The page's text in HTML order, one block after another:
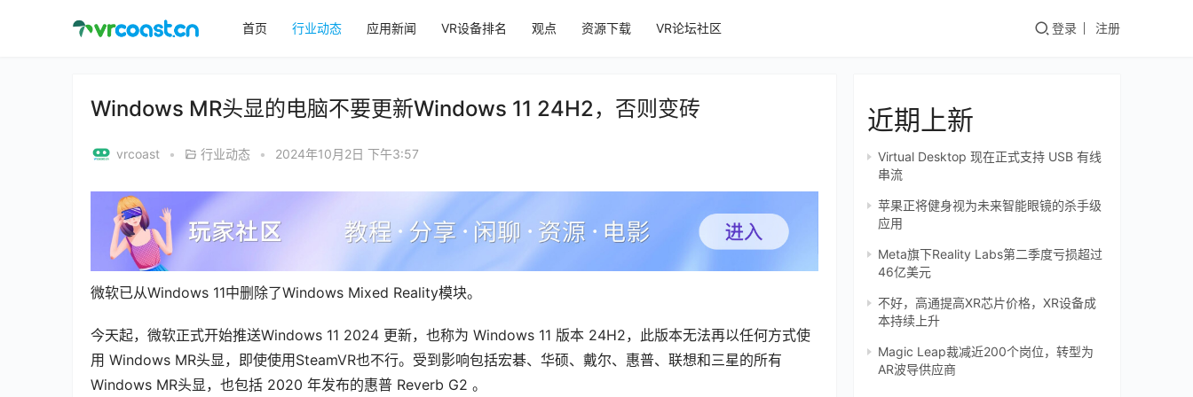
首页 行业动态 应用新闻 VR设备排名 观点 资源下载 VR论坛社区 登录 注册
Windows MR头显的电脑不要更新Windows 11 24H2，否则变砖
vrcoast • 行业动态 • 2024年10月2日 下午3:57
微软已从Windows 11中删除了Windows Mixed Reality模块。
今天起，微软正式开始推送Windows 11 2024 更新，也称为 Windows 11 版本 24H2，此版本无法再以任何方式使
用 Windows MR头显，即使使用SteamVR也不行。受到影响包括宏碁、华硕、戴尔、惠普、联想和三星的所有
Windows MR头显，也包括 2020 年发布的惠普 Reverb G2 。
近期上新
Virtual Desktop 现在正式支持 USB 有线
串流
苹果正将健身视为未来智能眼镜的杀手级
应用
Meta旗下Reality Labs第二季度亏损超过
46亿美元
不好，高通提高XR芯片价格，XR设备成
本持续上升
Magic Leap裁减近200个岗位，转型为
AR波导供应商